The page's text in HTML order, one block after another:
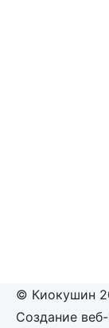
© Киокушин
Создание